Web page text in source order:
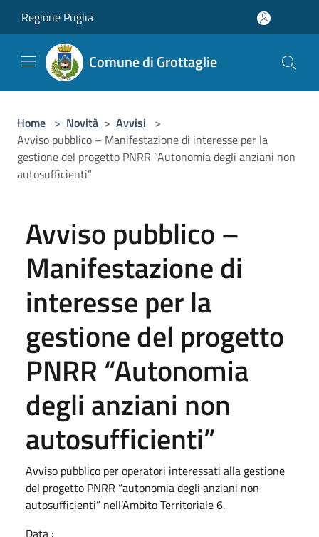
Regione Puglia
Comune di Grottaglie
Home > Novità > Avvisi >
Avviso pubblico – Manifestazione di interesse per la
gestione del progetto PNRR “Autonomia degli anziani non
autosufficienti”
Avviso pubblico –
Manifestazione di
interesse per la
gestione del progetto
PNRR “Autonomia
degli anziani non
autosufficienti”
Avviso pubblico per operatori interessati alla gestione
del progetto PNRR “autonomia degli anziani non
autosufficienti” nell’Ambito Territoriale 6.
Data :